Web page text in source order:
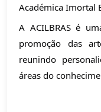
Académica Imortal
A ACILBRAS é
promoção das
reunindo
áreas do